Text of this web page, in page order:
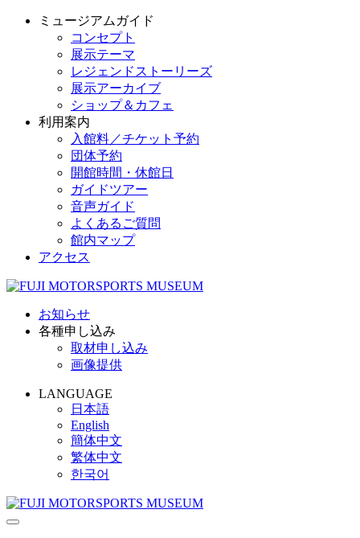
ミュージアムガイド
コンセプト
展示テーマ
レジェンドストーリーズ
展示アーカイブ
ショップ＆カフェ
利用案内
入館料／チケット予約
団体予約
開館時間・休館日
ガイドツアー
音声ガイド
よくあるご質問
館内マップ
アクセス
お知らせ
各種申し込み
取材申し込み
画像提供
LANGUAGE
日本語
English
簡体中文
繁体中文
한국어